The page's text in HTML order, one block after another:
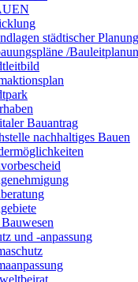
städtischer
/
Bauantrag
nachhaltiges Bauen
und -anpassung